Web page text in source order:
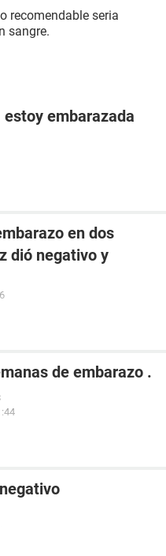
recomendable seria
sangre.
estoy embarazada
en dos
dió negativo y
de embarazo .